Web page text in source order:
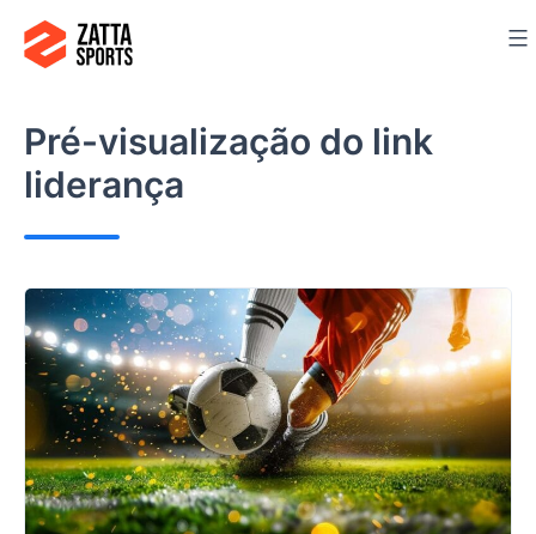
para
conteúdo
Pré-visualização do link
liderança